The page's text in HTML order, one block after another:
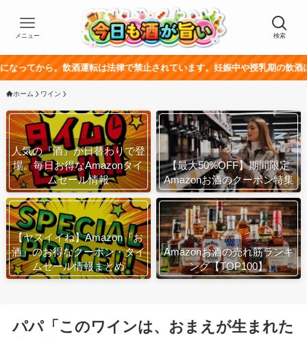
検索
メニュー
飲酒運転は法律で禁止されています。妊娠中や授乳期の飲酒は、胎児・乳
ホーム ワイン
人気の『酒』が日替わりで登
場。毎日お得なAmazonタイ
ムセール情報
【最大50%OFF】期間限定
Amazonお酒のクーポン特集
【ヤスイイね】Amazon『お
酒』のお得なクーポン・タイ
ムセール情報まとめ
Amazonお酒の売れ筋ランキ
ング【TOP100】
パパ「このワインは、おまえが生まれた